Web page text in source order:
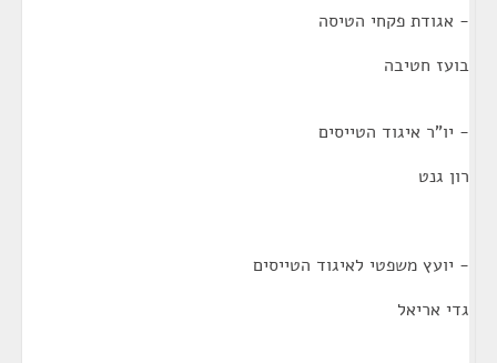
- אגודת פקחי הטיסה
בועז חטיבה
- יו"ר איגוד הטייסים
רון גנט
- יועץ משפטי לאיגוד הטייסים
גדי אריאל